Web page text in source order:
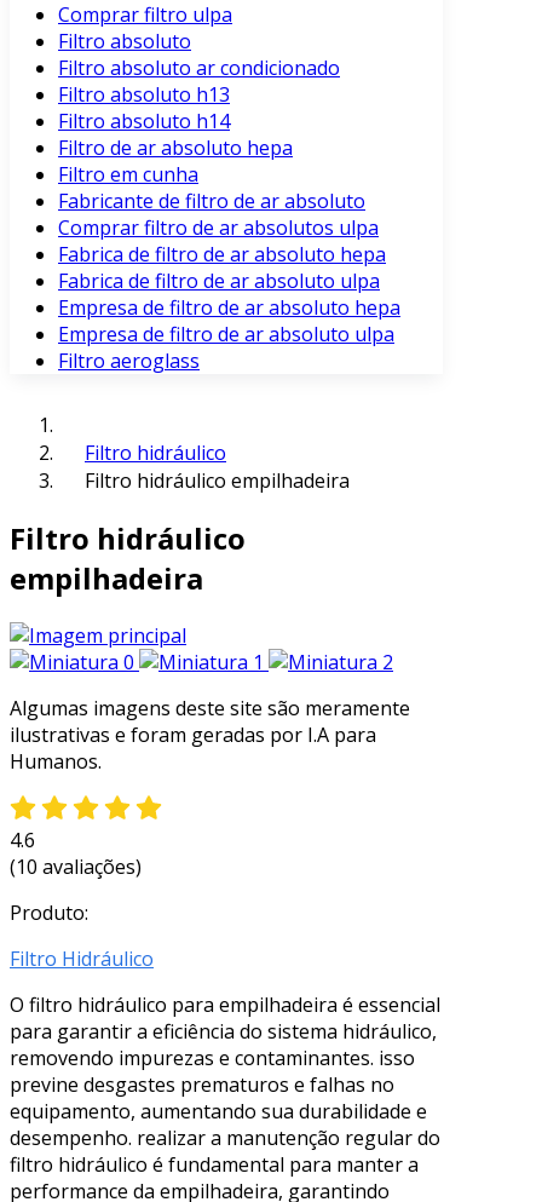
Comprar filtro ulpa
Filtro absoluto
Filtro absoluto ar condicionado
Filtro absoluto h13
Filtro absoluto h14
Filtro de ar absoluto hepa
Filtro em cunha
Fabricante de filtro de ar absoluto
Comprar filtro de ar absolutos ulpa
Fabrica de filtro de ar absoluto hepa
Fabrica de filtro de ar absoluto ulpa
Empresa de filtro de ar absoluto hepa
Empresa de filtro de ar absoluto ulpa
Filtro aeroglass
Filtro hidráulico
Filtro hidráulico empilhadeira
Filtro hidráulico
empilhadeira
Algumas imagens deste site são meramente
ilustrativas e foram geradas por I.A para
Humanos.
4.6
(10 avaliações)
Produto:
Filtro Hidráulico
O filtro hidráulico para empilhadeira é essencial
para garantir a eficiência do sistema hidráulico,
removendo impurezas e contaminantes. isso
previne desgastes prematuros e falhas no
equipamento, aumentando sua durabilidade e
desempenho. realizar a manutenção regular do
filtro hidráulico é fundamental para manter a
performance da empilhadeira, garantindo